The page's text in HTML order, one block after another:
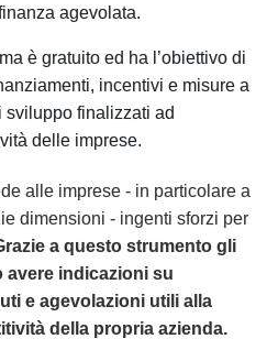
agevolata.
è gratuito ed ha l’obiettivo di
incentivi e misure a
sviluppo finalizzati ad
delle imprese.
alle imprese - in particolare a
dimensioni - ingenti sforzi per
a questo strumento gli
indicazioni su
e agevolazioni utili alla
della propria azienda.